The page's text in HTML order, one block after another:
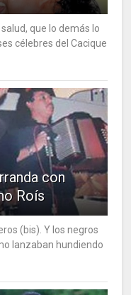
que lo demás lo
célebres del Cacique
con
Roís
(bis). Y los negros
lanzaban hundiendo